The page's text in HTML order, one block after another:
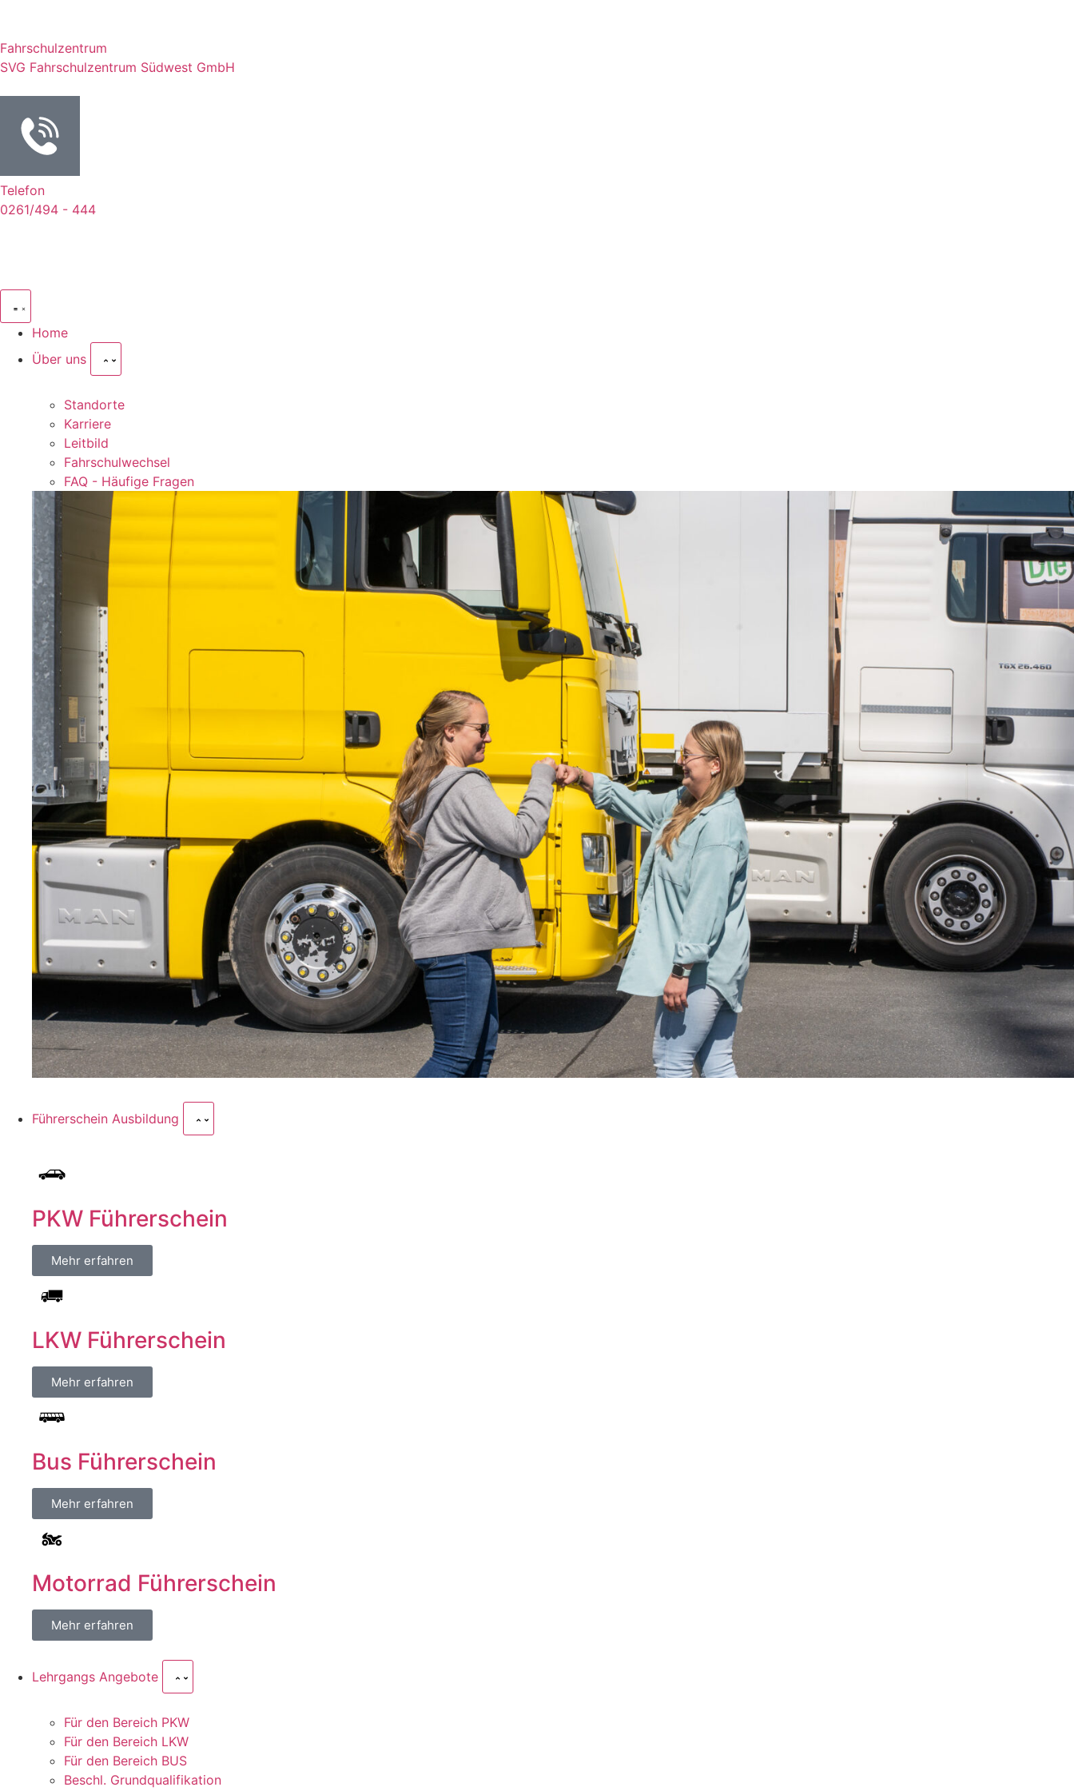
Fahrschulzentrum
SVG Fahrschulzentrum Südwest GmbH
Telefon
0261/494 - 444
Home
Über uns
Standorte
Karriere
Leitbild
Fahrschulwechsel
FAQ - Häufige Fragen
Führerschein Ausbildung
PKW Führerschein
Mehr erfahren
LKW Führerschein
Mehr erfahren
Bus Führerschein
Mehr erfahren
Motorrad Führerschein
Mehr erfahren
Lehrgangs Angebote
Für den Bereich PKW
Für den Bereich LKW
Für den Bereich BUS
Beschl. Grundqualifikation